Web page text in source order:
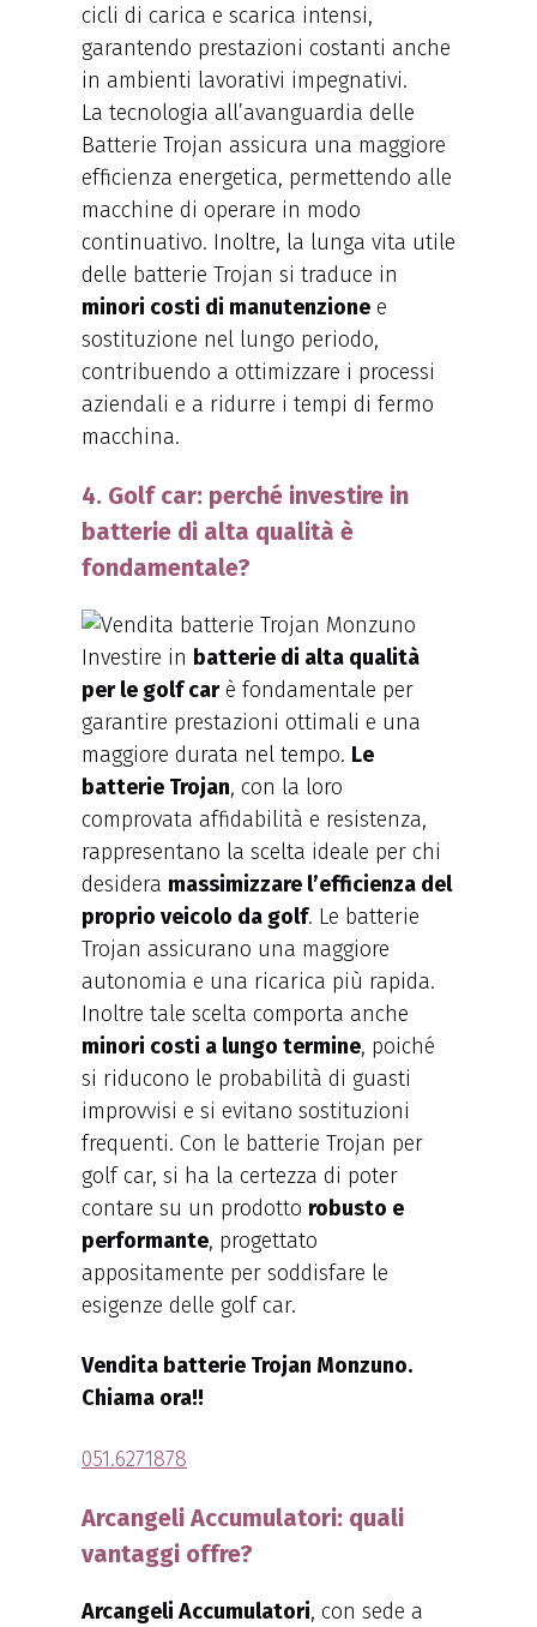
cicli di carica e scarica intensi,
garantendo prestazioni costanti anche
in ambienti lavorativi impegnativi.
La tecnologia all’avanguardia delle
Batterie Trojan assicura una maggiore
efficienza energetica, permettendo alle
macchine di operare in modo
continuativo. Inoltre, la lunga vita utile
delle batterie Trojan si traduce in
minori costi di manutenzione e
sostituzione nel lungo periodo,
contribuendo a ottimizzare i processi
aziendali e a ridurre i tempi di fermo
macchina.
4. Golf car: perché investire in
batterie di alta qualità è
fondamentale?
Investire in batterie di alta qualità
per le golf carè fondamentale per
garantire prestazioni ottimali e una
maggiore durata nel tempo. Le
batterie Trojan, con la loro
comprovata affidabilità e resistenza,
rappresentano la scelta ideale per chi
desidera massimizzare l’efficienza del
proprio veicolo da golf. Le batterie
Trojan assicurano una maggiore
autonomia e una ricarica più rapida.
Inoltre tale scelta comporta anche
minori costi a lungo termine, poiché
si riducono le probabilità di guasti
improvvisi e si evitano sostituzioni
frequenti. Con le batterie Trojan per
golf car, si ha la certezza di poter
contare su un prodotto robusto e
performante, progettato
appositamente per soddisfare le
esigenze delle golf car.
Vendita batterie Trojan Monzuno.
Chiama ora!!
051.6271878
Arcangeli Accumulatori: quali
vantaggi offre?
Arcangeli Accumulatori, con sede a